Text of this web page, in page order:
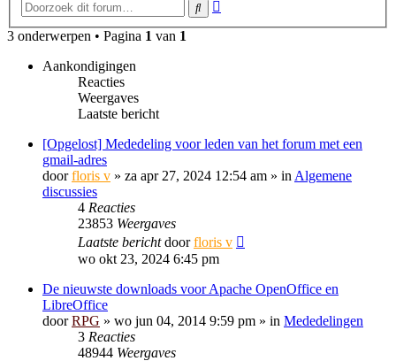
Zoek
3 onderwerpen • Pagina 1 van 1
Aankondigingen
Reacties
Weergaves
Laatste bericht
[Opgelost] Mededeling voor leden van het forum met een
gmail-adres
doorfloris v » za apr 27, 2024 12:54 am » in Algemene
discussies
4 Reacties
23853 Weergaves
Laatste berichtdoorfloris v
wo okt 23, 2024 6:45 pm
De nieuwste downloads voor Apache OpenOffice en
LibreOffice
doorRPG » wo jun 04, 2014 9:59 pm » in Mededelingen
3 Reacties
48944 Weergaves